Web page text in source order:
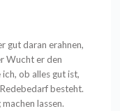
gut daran erahnen,
Wucht er den
ob alles gut ist,
besteht.
lassen.